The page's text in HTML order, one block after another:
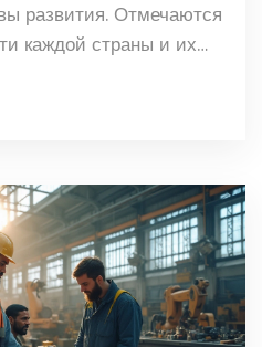
развития. Отмечаются
каждой страны и их
тренды и новые